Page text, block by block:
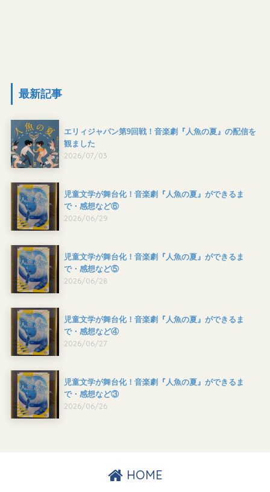
最新記事
エリィジャパン第9回戦！音楽劇『人魚の夏』の配信を
観ました
2026/07/03
児童文学が舞台化！音楽劇『人魚の夏』ができるま
で・感想など⑥
2026/06/29
児童文学が舞台化！音楽劇『人魚の夏』ができるま
で・感想など⑤
2026/06/28
児童文学が舞台化！音楽劇『人魚の夏』ができるま
で・感想など④
2026/06/27
児童文学が舞台化！音楽劇『人魚の夏』ができるま
で・感想など③
2026/06/26
HOME